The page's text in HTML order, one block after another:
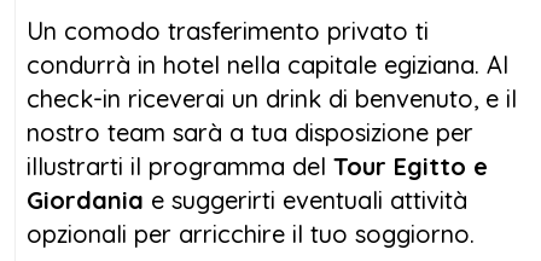
la Valle dei Re e i maestosi templi di
Karnak
e Luxor
, .
Una volta conclusa l’avventura egiziana, il
Tour Egitto e Giordania prosegue verso la
Giordania, dove ad attenderti ci sono i
mosaici di Madaba, il panoramico Monte
Nebo, e la suggestivaPiccola Petra. Da qui,
Un comodo trasferimento privato ti
condurrà in hotel nella capitale egiziana. Al
check-in riceverai un drink di benvenuto, e il
nostro team sarà a tua disposizione per
illustrarti il programma del Tour Egitto e
Giordania e suggerirti eventuali attività
opzionali per arricchire il tuo soggiorno.